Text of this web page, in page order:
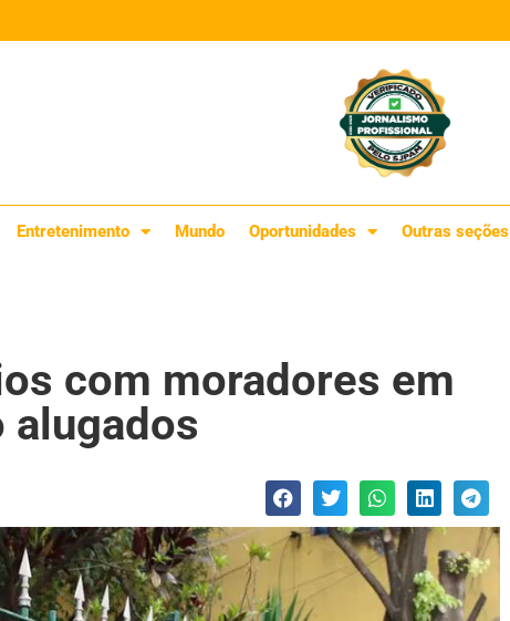
Entretenimento Mundo Oportunidades Outras seções
com moradores em
alugados